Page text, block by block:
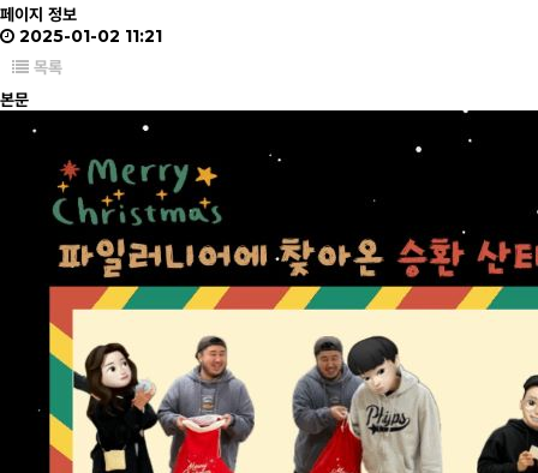
페이지 정보
2025-01-02 11:21
목록
본문